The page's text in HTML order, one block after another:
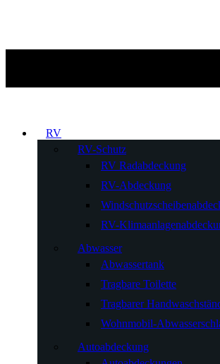
RV
RV-Schutz
RV Radabdeckung
RV-Abdeckung
RV-
Abwasser
Abwassertank
Tragbare Toilette
Tragbarer
Wohnmobil-
Autoabdeckung